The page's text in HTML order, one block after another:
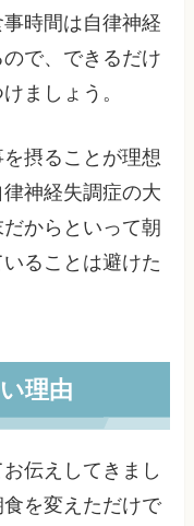
時間は自律神経
で、できるだけ
ましょう。
摂ることが理想
神経失調症の大
からといって朝
ることは避けた
理由
伝えしてきまし
を変えただけで